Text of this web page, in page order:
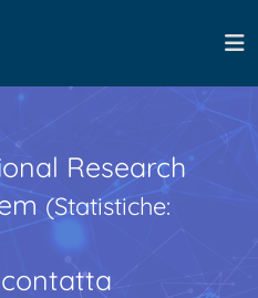
Research
(Statistiche: